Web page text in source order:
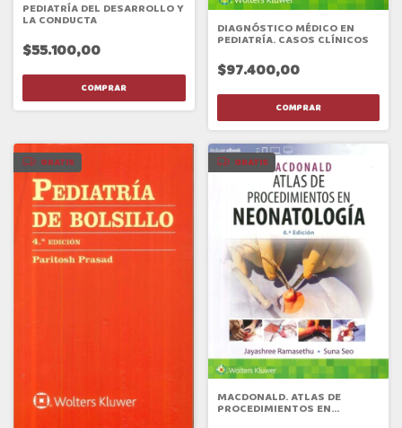
PEDIATRÍA DEL DESARROLLO Y
LA CONDUCTA
$55.100,00
DIAGNÓSTICO MÉDICO EN
PEDIATRÍA. CASOS CLÍNICOS
$97.400,00
GRATIS GRATIS
MACDONALD. ATLAS DE
PROCEDIMIENTOS EN